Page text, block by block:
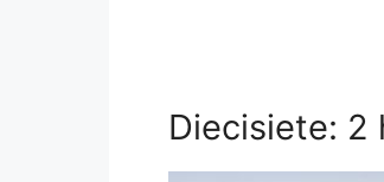
Diecisiete: 2